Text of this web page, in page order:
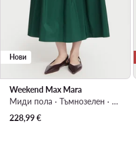
Нови
Weekend Max Mara
Миди пола · Тъмнозелен · Миди
228,99€